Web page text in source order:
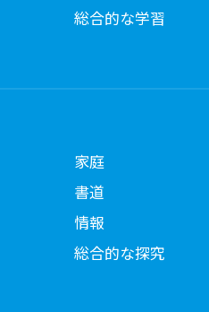
総合的な学習
家庭
書道
情報
総合的な探究